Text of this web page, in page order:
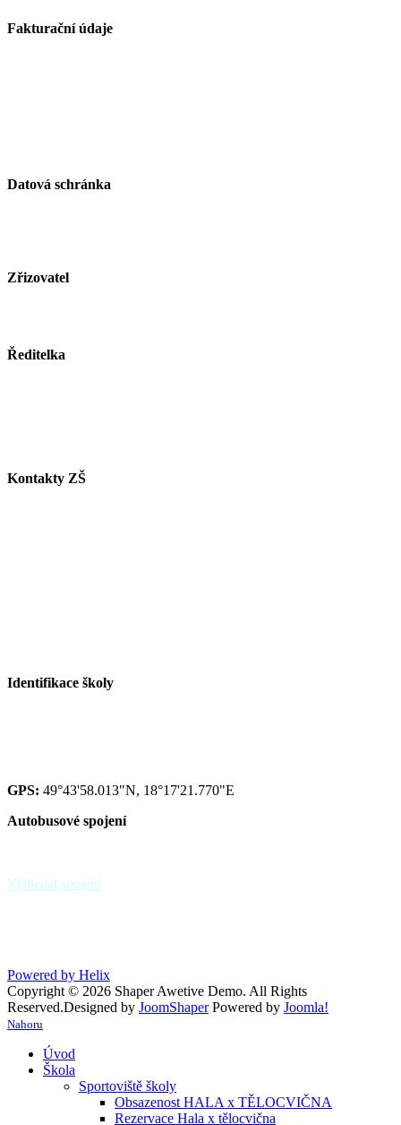
Fakturační údaje
Datová schránka
Zřizovatel
Ředitelka
Kontakty ZŠ
Identifikace školy
GPS: 49°43'58.013"N, 18°17'21.770"E
Autobusové spojení
Vyhledat spojení
Powered by Helix
Copyright © 2026 Shaper Awetive Demo. All Rights
Reserved.Designed by JoomShaper Powered by Joomla!
Nahoru
Úvod
Škola
Sportoviště školy
Obsazenost HALA x TĚLOCVIČNA
Rezervace Hala x tělocvična